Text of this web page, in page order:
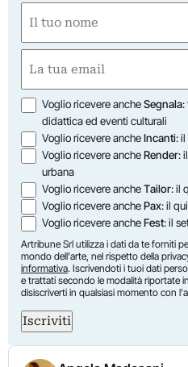
(Required)
First
(Required)
Opzioni
Voglio ricevere ancheSegnala:
didattica ed eventi culturali
Voglio ricevere ancheIncanti:
Voglio ricevere ancheRender:
urbana
Voglio ricevere ancheTailor: il
Voglio ricevere anchePax: il
Voglio ricevere ancheFest: il
Artribune Srl utilizza i dati da te forniti
mondo dell'arte, nel rispetto della
informativa. Iscrivendoti i tuoi dati
e trattati secondo le modalità riportate in
disiscriverti in qualsiasi momento con
Iscriviti